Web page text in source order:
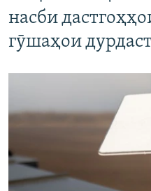
насби
гӯшаҳои